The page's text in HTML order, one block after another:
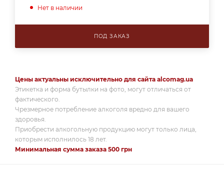
Нет в наличии
ПОД ЗАКАЗ
Цены актуальны исключительно для сайта alcomag.ua
Этикетка и форма бутылки на фото, могут отличаться от
фактического.
Чрезмерное потребление алкоголя вредно для вашего
здоровья.
Приобрести алкогольную продукцию могут только лица,
которым исполнилось 18 лет.
Минимальная сумма заказа 500 грн